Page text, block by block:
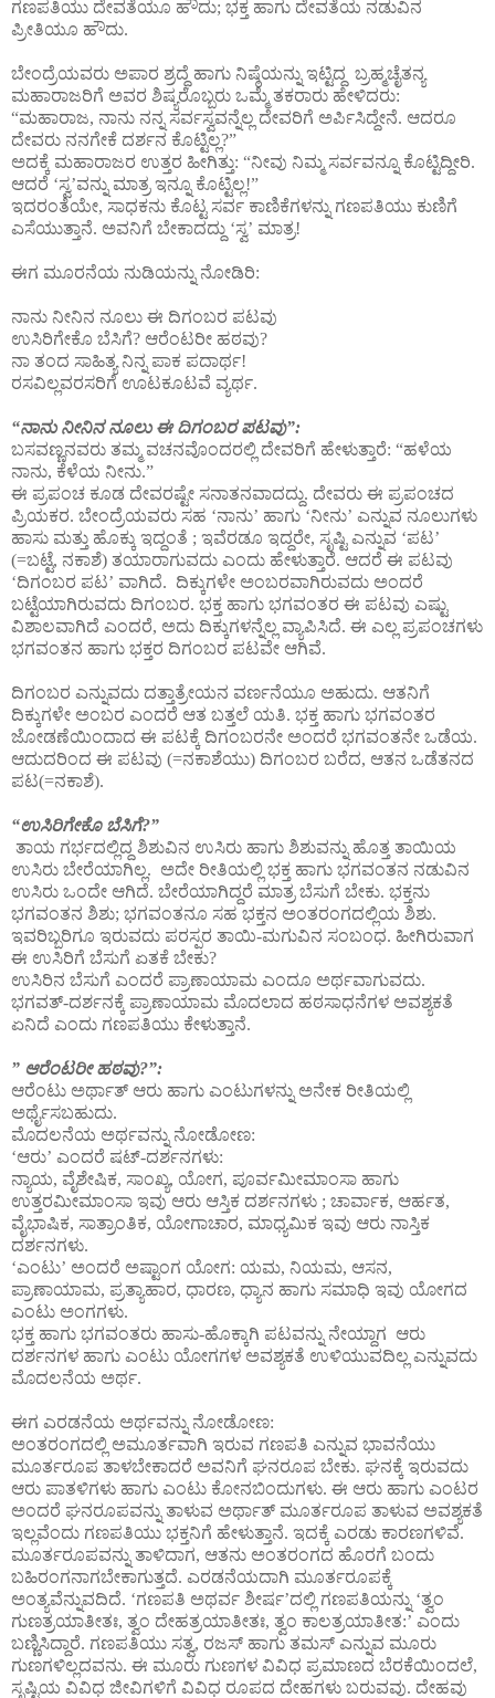
ಗಣಪತಿಯು ದೇವತೆಯೂ ಹೌದು; ಭಕ್ತ ಹಾಗು ದೇವತೆಯ ನಡುವಿನ
ಪ್ರೀತಿಯೂ ಹೌದು.
ಬೇಂದ್ರೆಯವರು ಅಪಾರ ಶ್ರದ್ಧೆ ಹಾಗು ನಿಷ್ಠೆಯನ್ನು ಇಟ್ಟಿದ್ದ ಬ್ರಹ್ಮಚೈತನ್ಯ
ಮಹಾರಾಜರಿಗೆ ಅವರ ಶಿಷ್ಯರೊಬ್ಬರು ಒಮ್ಮೆ ತಕರಾರು ಹೇಳಿದರು:
“ಮಹಾರಾಜ, ನಾನು ನನ್ನ ಸರ್ವಸ್ವವನ್ನೆಲ್ಲ ದೇವರಿಗೆ ಅರ್ಪಿಸಿದ್ದೇನೆ. ಆದರೂ
ದೇವರು ನನಗೇಕೆ ದರ್ಶನ ಕೊಟ್ಟಿಲ್ಲ?”
ಅದಕ್ಕೆ ಮಹಾರಾಜರ ಉತ್ತರ ಹೀಗಿತ್ತು: “ನೀವು ನಿಮ್ಮ ಸರ್ವವನ್ನೂ ಕೊಟ್ಟಿದ್ದೀರಿ.
ಆದರೆ ‘ಸ್ವ’ವನ್ನು ಮಾತ್ರ ಇನ್ನೂ ಕೊಟ್ಟಿಲ್ಲ!”
ಇದರಂತೆಯೇ, ಸಾಧಕನು ಕೊಟ್ಟ ಸರ್ವ ಕಾಣಿಕೆಗಳನ್ನು ಗಣಪತಿಯು ಕುಣಿಗೆ
ಎಸೆಯುತ್ತಾನೆ. ಅವನಿಗೆ ಬೇಕಾದದ್ದು ‘ಸ್ವ’ ಮಾತ್ರ!
ಈಗ ಮೂರನೆಯ ನುಡಿಯನ್ನು ನೋಡಿರಿ:
ನಾನು ನೀನಿನ ನೂಲು ಈ ದಿಗಂಬರ ಪಟವು
ಉಸಿರಿಗೇಕೊ ಬೆಸಿಗೆ? ಆರೆಂಟರೀ ಹಠವು?
ನಾ ತಂದ ಸಾಹಿತ್ಯ ನಿನ್ನ ಪಾಕ ಪದಾರ್ಥ!
ರಸವಿಲ್ಲವರಸರಿಗೆ ಊಟಕೂಟವೆ ವ್ಯರ್ಥ.
“ನಾನು ನೀನಿನ ನೂಲು ಈ ದಿಗಂಬರ ಪಟವು”:
ಬಸವಣ್ಣನವರು ತಮ್ಮ ವಚನವೊಂದರಲ್ಲಿ ದೇವರಿಗೆ ಹೇಳುತ್ತಾರೆ: “ಹಳೆಯ
ನಾನು, ಕೆಳೆಯ ನೀನು.”
ಈ ಪ್ರಪಂಚ ಕೂಡ ದೇವರಷ್ಟೇ ಸನಾತನವಾದದ್ದು. ದೇವರು ಈ ಪ್ರಪಂಚದ
ಪ್ರಿಯಕರ. ಬೇಂದ್ರೆಯವರು ಸಹ ‘ನಾನು’ ಹಾಗು ‘ನೀನು’ ಎನ್ನುವ ನೂಲುಗಳು
ಹಾಸು ಮತ್ತು ಹೊಕ್ಕು ಇದ್ದಂತೆ ; ಇವೆರಡೂ ಇದ್ದರೇ, ಸೃಷ್ಟಿ ಎನ್ನುವ ‘ಪಟ’
(=ಬಟ್ಟೆ, ನಕಾಶೆ) ತಯಾರಾಗುವದು ಎಂದು ಹೇಳುತ್ತಾರೆ. ಆದರೆ ಈ ಪಟವು
‘ದಿಗಂಬರ ಪಟ’ ವಾಗಿದೆ. ದಿಕ್ಕುಗಳೇ ಅಂಬರವಾಗಿರುವದು ಅಂದರೆ
ಬಟ್ಟೆಯಾಗಿರುವದು ದಿಗಂಬರ. ಭಕ್ತ ಹಾಗು ಭಗವಂತರ ಈ ಪಟವು ಎಷ್ಟು
ವಿಶಾಲವಾಗಿದೆ ಎಂದರೆ, ಅದು ದಿಕ್ಕುಗಳನ್ನೆಲ್ಲ ವ್ಯಾಪಿಸಿದೆ. ಈ ಎಲ್ಲ ಪ್ರಪಂಚಗಳು
ಭಗವಂತನ ಹಾಗು ಭಕ್ತರ ದಿಗಂಬರ ಪಟವೇ ಆಗಿವೆ.
ದಿಗಂಬರ ಎನ್ನುವದು ದತ್ತಾತ್ರೇಯನ ವರ್ಣನೆಯೂ ಅಹುದು. ಆತನಿಗೆ
ದಿಕ್ಕುಗಳೇ ಅಂಬರ ಎಂದರೆ ಆತ ಬತ್ತಲೆ ಯತಿ. ಭಕ್ತ ಹಾಗು ಭಗವಂತರ
ಜೋಡಣೆಯಿಂದಾದ ಈ ಪಟಕ್ಕೆ ದಿಗಂಬರನೇ ಅಂದರೆ ಭಗವಂತನೇ ಒಡೆಯ.
ಆದುದರಿಂದ ಈ ಪಟವು (=ನಕಾಶೆಯು) ದಿಗಂಬರ ಬರೆದ, ಆತನ ಒಡೆತನದ
ಪಟ(=ನಕಾಶೆ).
“ಉಸಿರಿಗೇಕೊ ಬೆಸಿಗೆ?”
ತಾಯ ಗರ್ಭದಲ್ಲಿದ್ದ ಶಿಶುವಿನ ಉಸಿರು ಹಾಗು ಶಿಶುವನ್ನು ಹೊತ್ತ ತಾಯಿಯ
ಉಸಿರು ಬೇರೆಯಾಗಿಲ್ಲ. ಅದೇ ರೀತಿಯಲ್ಲಿ ಭಕ್ತ ಹಾಗು ಭಗವಂತನ ನಡುವಿನ
ಉಸಿರು ಒಂದೇ ಆಗಿದೆ. ಬೇರೆಯಾಗಿದ್ದರೆ ಮಾತ್ರ ಬೆಸುಗೆ ಬೇಕು. ಭಕ್ತನು
ಭಗವಂತನ ಶಿಶು; ಭಗವಂತನೂ ಸಹ ಭಕ್ತನ ಅಂತರಂಗದಲ್ಲಿಯ ಶಿಶು.
ಇವರಿಬ್ಬರಿಗೂ ಇರುವದು ಪರಸ್ಪರ ತಾಯಿ-ಮಗುವಿನ ಸಂಬಂಧ. ಹೀಗಿರುವಾಗ
ಈ ಉಸಿರಿಗೆ ಬೆಸುಗೆ ಏತಕೆ ಬೇಕು?
ಉಸಿರಿನ ಬೆಸುಗೆ ಎಂದರೆ ಪ್ರಾಣಾಯಾಮ ಎಂದೂ ಅರ್ಥವಾಗುವದು.
ಭಗವತ್-ದರ್ಶನಕ್ಕೆ ಪ್ರಾಣಾಯಾಮ ಮೊದಲಾದ ಹಠಸಾಧನೆಗಳ ಅವಶ್ಯಕತೆ
ಏನಿದೆ ಎಂದು ಗಣಪತಿಯು ಕೇಳುತ್ತಾನೆ.
” ಆರೆಂಟರೀ ಹಠವು?”:
ಆರೆಂಟು ಅರ್ಥಾತ್ ಆರು ಹಾಗು ಎಂಟುಗಳನ್ನು ಅನೇಕ ರೀತಿಯಲ್ಲಿ
ಅರ್ಥೈಸಬಹುದು.
ಮೊದಲನೆಯ ಅರ್ಥವನ್ನು ನೋಡೋಣ:
‘ಆರು’ ಎಂದರೆ ಷಟ್-ದರ್ಶನಗಳು:
ನ್ಯಾಯ, ವೈಶೇಷಿಕ, ಸಾಂಖ್ಯ, ಯೋಗ, ಪೂರ್ವಮೀಮಾಂಸಾ ಹಾಗು
ಉತ್ತರಮೀಮಾಂಸಾ ಇವು ಆರು ಆಸ್ತಿಕ ದರ್ಶನಗಳು ; ಚಾರ್ವಾಕ, ಆರ್ಹತ,
ವೈಭಾಷಿಕ, ಸಾತ್ರಾಂತಿಕ, ಯೋಗಾಚಾರ, ಮಾಧ್ಯಮಿಕ ಇವು ಆರು ನಾಸ್ತಿಕ
ದರ್ಶನಗಳು.
‘ಎಂಟು’ ಅಂದರೆ ಅಷ್ಟಾಂಗ ಯೋಗ: ಯಮ, ನಿಯಮ, ಆಸನ,
ಪ್ರಾಣಾಯಾಮ, ಪ್ರತ್ಯಾಹಾರ, ಧಾರಣ, ಧ್ಯಾನ ಹಾಗು ಸಮಾಧಿ ಇವು ಯೋಗದ
ಎಂಟು ಅಂಗಗಳು.
ಭಕ್ತ ಹಾಗು ಭಗವಂತರು ಹಾಸು-ಹೊಕ್ಕಾಗಿ ಪಟವನ್ನು ನೇಯ್ದಾಗ ಆರು
ದರ್ಶನಗಳ ಹಾಗು ಎಂಟು ಯೋಗಗಳ ಅವಶ್ಯಕತೆ ಉಳಿಯುವದಿಲ್ಲ ಎನ್ನುವದು
ಮೊದಲನೆಯ ಅರ್ಥ.
ಈಗ ಎರಡನೆಯ ಅರ್ಥವನ್ನು ನೋಡೋಣ:
ಅಂತರಂಗದಲ್ಲಿ ಅಮೂರ್ತವಾಗಿ ಇರುವ ಗಣಪತಿ ಎನ್ನುವ ಭಾವನೆಯು
ಮೂರ್ತರೂಪ ತಾಳಬೇಕಾದರೆ ಅವನಿಗೆ ಘನರೂಪ ಬೇಕು. ಘನಕ್ಕೆ ಇರುವದು
ಆರು ಪಾತಳಿಗಳು ಹಾಗು ಎಂಟು ಕೋನಬಿಂದುಗಳು. ಈ ಆರು ಹಾಗು ಎಂಟರ
ಅಂದರೆ ಘನರೂಪವನ್ನು ತಾಳುವ ಅರ್ಥಾತ್ ಮೂರ್ತರೂಪ ತಾಳುವ ಅವಶ್ಯಕತೆ
ಇಲ್ಲವೆಂದು ಗಣಪತಿಯು ಭಕ್ತನಿಗೆ ಹೇಳುತ್ತಾನೆ. ಇದಕ್ಕೆ ಎರಡು ಕಾರಣಗಳಿವೆ.
ಮೂರ್ತರೂಪವನ್ನು ತಾಳಿದಾಗ, ಆತನು ಅಂತರಂಗದ ಹೊರಗೆ ಬಂದು
ಬಹಿರಂಗನಾಗಬೇಕಾಗುತ್ತದೆ. ಎರಡನೆಯದಾಗಿ ಮೂರ್ತರೂಪಕ್ಕೆ
ಅಂತ್ಯವೆನ್ನುವದಿದೆ. ‘ಗಣಪತಿ ಅಥರ್ವ ಶೀರ್ಷ’ದಲ್ಲಿ ಗಣಪತಿಯನ್ನು ‘ತ್ವಂ
ಗುಣತ್ರಯಾತೀತಃ, ತ್ವಂ ದೇಹತ್ರಯಾತೀತಃ, ತ್ವಂ ಕಾಲತ್ರಯಾತೀತ:’ ಎಂದು
ಬಣ್ಣಿಸಿದ್ದಾರೆ. ಗಣಪತಿಯು ಸತ್ವ, ರಜಸ್ ಹಾಗು ತಮಸ್ ಎನ್ನುವ ಮೂರು
ಗುಣಗಳಿಲ್ಲದವನು. ಈ ಮೂರು ಗುಣಗಳ ವಿವಿಧ ಪ್ರಮಾಣದ ಬೆರಕೆಯಿಂದಲೆ,
ಸೃಷ್ಟಿಯ ವಿವಿಧ ಜೀವಿಗಳಿಗೆ ವಿವಿಧ ರೂಪದ ದೇಹಗಳು ಬರುವವು. ದೇಹವು